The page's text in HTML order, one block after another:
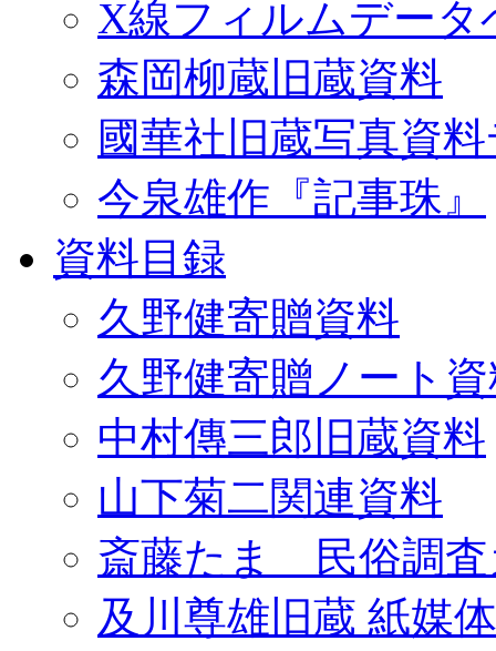
X線フィルムデータ
森岡柳蔵旧蔵資料
國華社旧蔵写真資
今泉雄作『記事珠』
資料目録
久野健寄贈資料
久野健寄贈ノート
中村傳三郎旧蔵資料
山下菊二関連資料
斎藤たま 民俗調査
及川尊雄旧蔵 紙媒